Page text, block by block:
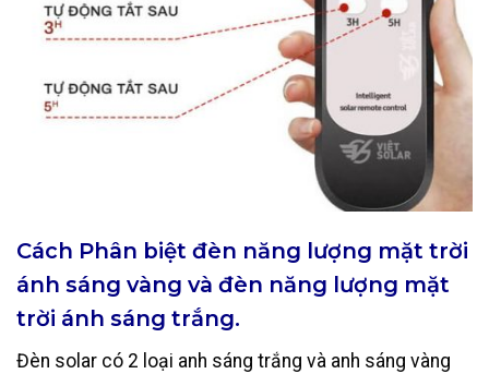
Cách Phân biệt đèn năng lượng mặt trời
ánh sáng vàng và đèn năng lượng mặt
trời ánh sáng trắng.
Đèn solar có 2 loại anh sáng trắng và anh sáng vàng